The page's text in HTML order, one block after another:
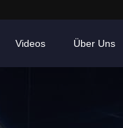
Videos Über Uns